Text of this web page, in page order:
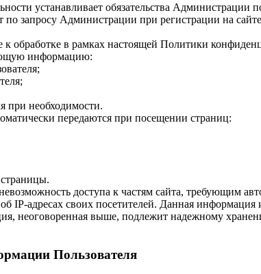
устанавливает обязательства
по запросу Администрации при регистрации на
обработке в рамках настоящей Политики
информацию:
при необходимости.
передаются при посещении страниц:
доступа к частям сайта, требующим
IP-адресах своих посетителей. Данная
неоговоренная выше, подлежит надежному
Пользователя